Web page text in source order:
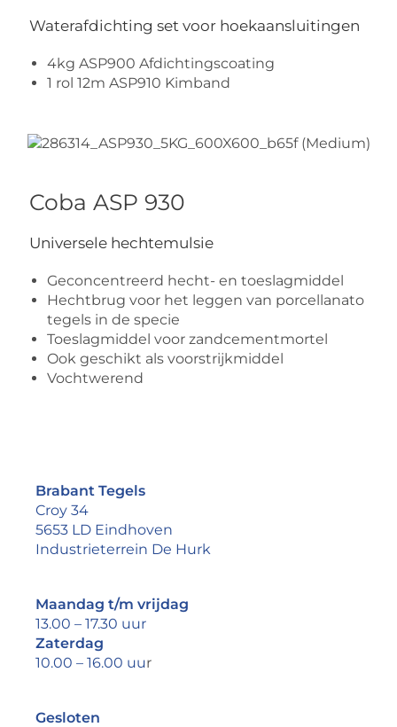
Waterafdichting set voor hoekaansluitingen
4kg ASP900 Afdichtingscoating
1 rol 12m ASP910 Kimband
Coba ASP 930
Universele hechtemulsie
Geconcentreerd hecht- en toeslagmiddel
Hechtbrug voor het leggen van porcellanato
tegels in de specie
Toeslagmiddel voor zandcementmortel
Ook geschikt als voorstrijkmiddel
Vochtwerend
Brabant Tegels
Croy 34
5653 LD Eindhoven
Industrieterrein De Hurk
Maandag t/m vrijdag
13.00 – 17.30 uur
Zaterdag
10.00 – 16.00 uur
Gesloten